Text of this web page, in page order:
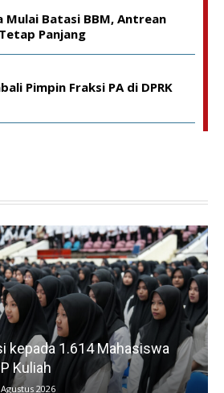
Mulai Batasi BBM, Antrean
Panjang
Pimpin Fraksi PA di DPRK
kepada 1.614 Mahasiswa
Kuliah
2026